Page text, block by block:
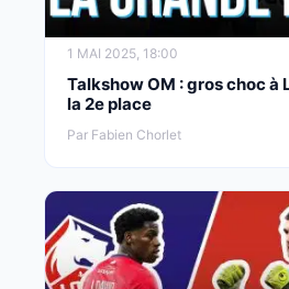
1 MAI 2025, 18:00
Talkshow OM : gros choc à
la 2e place
Par Fabien Chorlet